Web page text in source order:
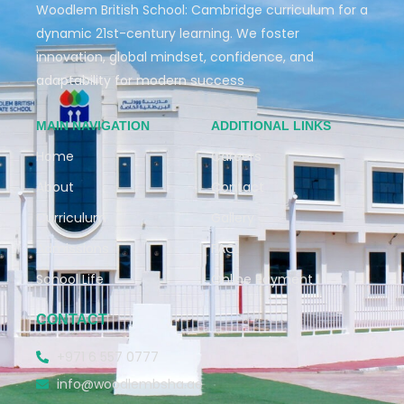
Woodlem British School: Cambridge curriculum for a
dynamic 21st-century learning. We foster
innovation, global mindset, confidence, and
adaptability for modern success
MAIN NAVIGATION
Home
About
Curriculum
Admissions
School Life
ADDITIONAL LINKS
Careers
Contact
FAQ
Online Payment
CONTACT
+971 6 557 0777
info@woodlembsha.ae